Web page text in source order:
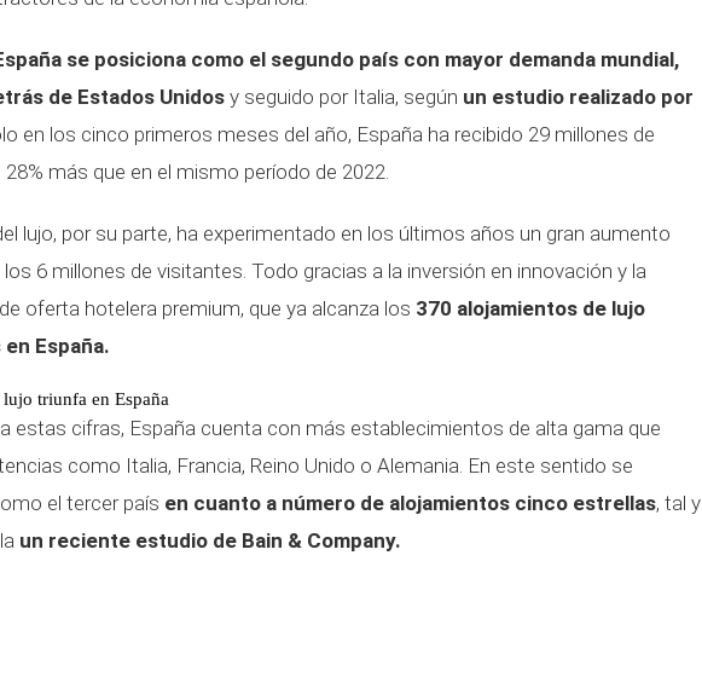
se posiciona como el segundo país con mayor demanda mundial,
de Estados Unidos y seguido por Italia, según un estudio realizado por
en los cinco primeros meses del año, España ha recibido 29 millones de
28% más que en el mismo período de 2022.
lujo, por su parte, ha experimentado en los últimos años un gran aumento
6 millones de visitantes. Todo gracias a la inversión en innovación y la
oferta hotelera premium, que ya alcanza los 370 alojamientos de lujo
España.
triunfa en España
estas cifras, España cuenta con más establecimientos de alta gama que
como Italia, Francia, Reino Unido o Alemania. En este sentido se
el tercer país en cuanto a número de alojamientos cinco estrellas, tal y
un reciente estudio de Bain & Company.